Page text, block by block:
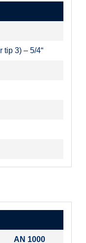
tip 3) – 5/4“
AN 1000